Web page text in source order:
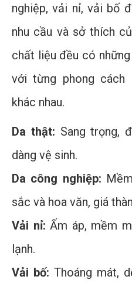
nghiệp, vải nỉ, vải bố
nhu cầu và sở thích
chất liệu đều có
với từng phong cách
khác nhau.
Da thật: Sang trọng,
dàng vệ sinh.
Da công nghiệp:
sắc và hoa văn, giá
Vải nỉ: Ấm áp, mềm
lạnh.
Vải bố: Thoáng mát,